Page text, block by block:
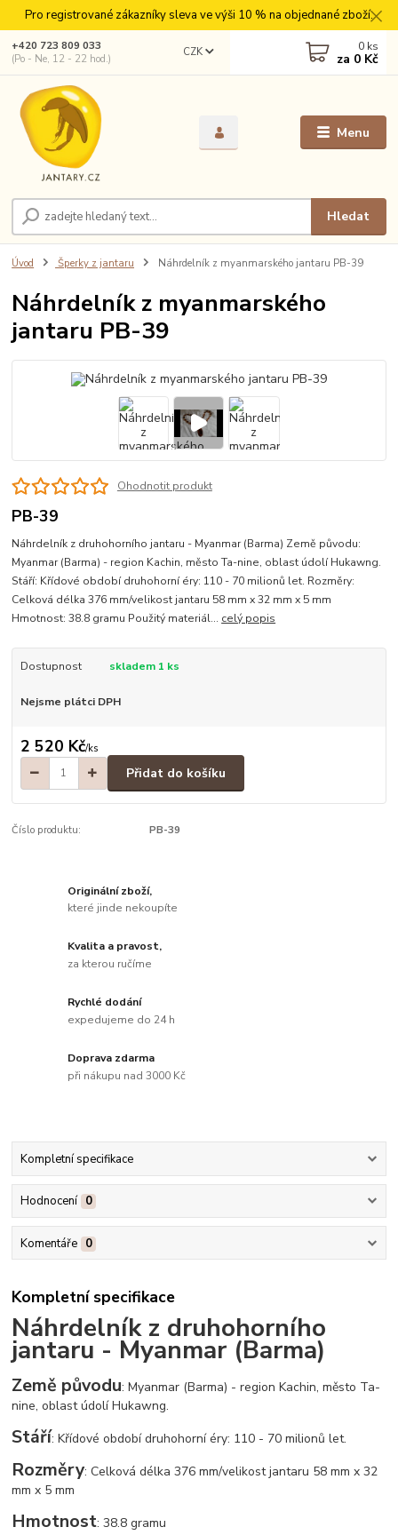
Pro registrované zákazníky sleva ve výši 10 % na objednané zboží.
Menu
CZK
Hledat
+420 723 809 033
(Po - Ne, 12 - 22 hod.)
0 ks
za 0 Kč
Úvod Šperky z jantaru Náhrdelník z myanmarského jantaru PB-39
Náhrdelník z myanmarského
jantaru PB-39
Ohodnotit produkt
PB-39
Náhrdelník z druhohorního jantaru - Myanmar (Barma) Země původu:
Myanmar (Barma) - region Kachin, město Ta-nine, oblast údolí Hukawng.
Stáří: Křídové období druhohorní éry: 110 - 70 milionů let. Rozměry:
Celková délka 376 mm/velikost jantaru 58 mm x 32 mm x 5 mm
Hmotnost: 38.8 gramu Použitý materiál... celý popis
Dostupnost skladem 1 ks
Nejsme plátci DPH
2 520 Kč/ks
Přidat do košíku
Číslo produktu: PB-39
Originální zboží,
které jinde nekoupíte
Kvalita a pravost,
za kterou ručíme
Rychlé dodání
expedujeme do 24 h
Doprava zdarma
při nákupu nad 3000 Kč
Kompletní specifikace
Hodnocení 0
Komentáře 0
Kompletní specifikace
Náhrdelník z druhohorního
jantaru - Myanmar (Barma)
Země původu: Myanmar (Barma) - region Kachin, město Ta-
nine, oblast údolí Hukawng.
Stáří: Křídové období druhohorní éry: 110 - 70 milionů let.
Rozměry: Celková délka 376 mm/velikost jantaru 58 mm x 32
mm x 5 mm
Hmotnost: 38.8 gramu